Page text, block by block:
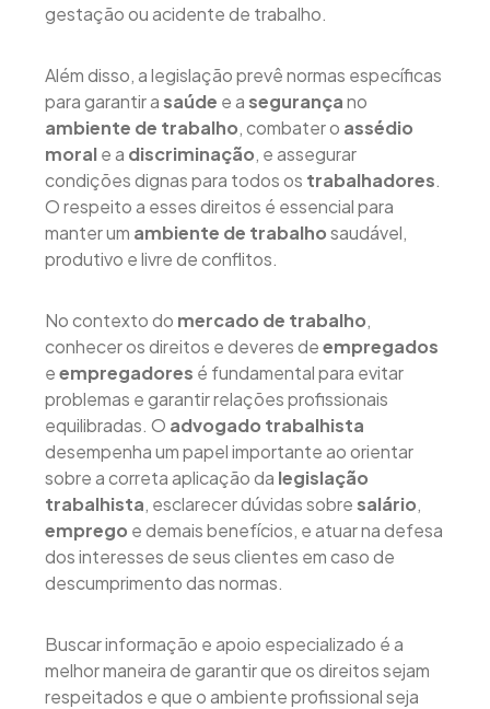
gestação ou acidente de trabalho.
Além disso, a legislação prevê normas específicas
para garantir asaúde e asegurançano
ambiente de trabalho, combater o assédio
morale a discriminação, e assegurar
condições dignas para todos os trabalhadores.
O respeito a esses direitos é essencial para
manter um ambiente de trabalhosaudável,
produtivo e livre de conflitos.
No contexto do mercado de trabalho,
conhecer os direitos e deveres deempregados
eempregadores é fundamental para evitar
problemas e garantir relações profissionais
equilibradas. O advogado trabalhista
desempenha um papel importante ao orientar
sobre a correta aplicação da legislação
trabalhista, esclarecer dúvidas sobresalário,
emprego e demais benefícios, e atuar na defesa
dos interesses de seus clientes em caso de
descumprimento das normas.
Buscar informação e apoio especializado é a
melhor maneira de garantir que os direitos sejam
respeitados e que o ambiente profissional seja